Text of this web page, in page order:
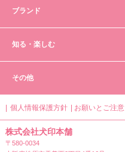
ブランド
知る・楽しむ
その他
個人情報保護方針 お願いとご注意
株式会社犬印本舗
〒580-0034